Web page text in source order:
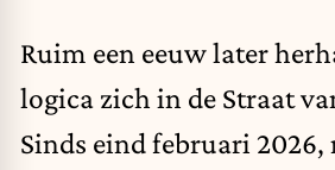
Ruim een eeuw later
logica zich in de Straat
Sinds eind februari 2026,